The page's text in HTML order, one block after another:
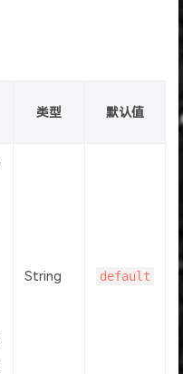
类型 默认值
String default